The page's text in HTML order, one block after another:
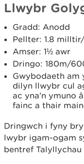
Llwybr
Gradd: Anodd
Pellter: 1.8
Amser: 1½ awr
Dringo: 180m/
Gwybodaeth am
dilyn llwybr cul
ac yna'n ymuno
fainc a thair
Dringwch i fyny
lwybr igam-ogam
bentref Talyllychau